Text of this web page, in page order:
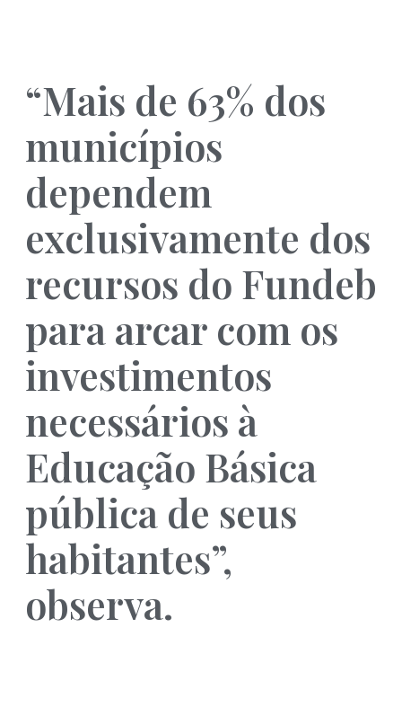
“Mais de 63% dos
municípios
dependem
exclusivamente dos
recursos do Fundeb
para arcar com os
investimentos
necessários à
Educação Básica
pública de seus
habitantes”,
observa.